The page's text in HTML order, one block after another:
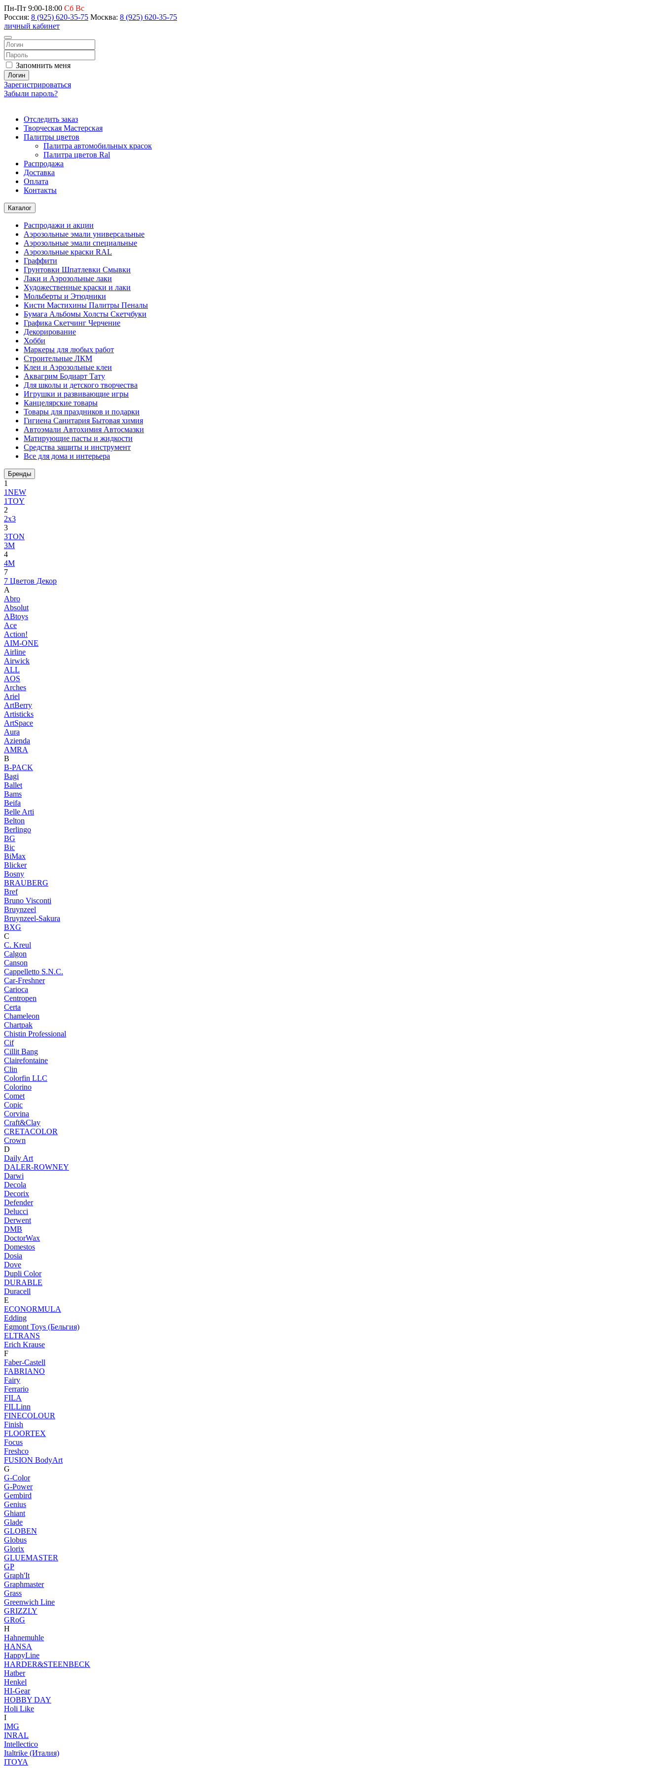
Пн-Пт 9:00-18:00 Сб Вс
Россия: 8 (925) 620-35-75 Москва: 8 (925) 620-35-75
личный кабинет
Запомнить меня
Логин
Зарегистрироваться
Забыли пароль?
Отследить заказ
Творческая Мастерская
Палитры цветов
Палитра автомобильных красок
Палитра цветов Ral
Распродажа
Доставка
Оплата
Контакты
Каталог
Распродажи и акции
Аэрозольные эмали универсальные
Аэрозольные эмали специальные
Аэрозольные краски RAL
Граффити
Грунтовки Шпатлевки Смывки
Лаки и Аэрозольные лаки
Художественные краски и лаки
Мольберты и Этюдники
Кисти Мастихины Палитры Пеналы
Бумага Альбомы Холсты Скетчбуки
Графика Скетчинг Черчение
Декорирование
Хобби
Маркеры для любых работ
Строительные ЛКМ
Клеи и Аэрозольные клеи
Аквагрим Бодиарт Тату
Для школы и детского творчества
Игрушки и развивающие игры
Канцелярские товары
Товары для праздников и подарки
Гигиена Санитария Бытовая химия
Автоэмали Автохимия Автосмазки
Матирующие пасты и жидкости
Средства защиты и инструмент
Все для дома и интерьера
Бренды
1
1NEW
1TOY
2
2x3
3
3TON
3М
4
4M
7
7 Цветов Декор
A
Abro
Absolut
ABtoys
Ace
Action!
AIM-ONE
Airline
Airwick
ALL
AOS
Arches
Ariel
ArtBerry
Artisticks
ArtSpace
Aura
Azienda
AМRA
B
B-PACK
Bagi
Ballet
Bams
Beifa
Belle Arti
Belton
Berlingo
BG
Bic
BiMax
Blicker
Bosny
BRAUBERG
Bref
Bruno Visconti
Bruynzeel
Bruynzeel-Sakura
BXG
C
C. Kreul
Calgon
Canson
Cappelletto S.N.C.
Car-Freshner
Carioca
Centropen
Certa
Chameleon
Chartpak
Chistin Professional
Cif
Cillit Bang
Clairefontaine
Clin
Colorfin LLC
Colorino
Comet
Copic
Corvina
Craft&Clay
CRETACOLOR
Crown
D
Daily Art
DALER-ROWNEY
Darwi
Decola
Decorix
Defender
Delucci
Derwent
DMB
DoctorWax
Domestos
Dosia
Dove
Dupli Color
DURABLE
Duracell
E
ECONORMULA
Edding
Egmont Toys (Бельгия)
ELTRANS
Erich Krause
F
Faber-Castell
FABRIANO
Fairy
Ferrario
FILA
FILLinn
FINECOLOUR
Finish
FLOORTEX
Focus
Freshco
FUSION BodyArt
G
G-Color
G-Power
Gembird
Genius
Ghiant
Glade
GLOBEN
Globus
Glorix
GLUEMASTER
GP
Graph'It
Graphmaster
Grass
Greenwich Line
GRIZZLY
GRoG
H
Hahnemuhle
HANSA
HappyLine
HARDER&STEENBECK
Hatber
Henkel
HI-Gear
HOBBY DAY
Holi Like
I
IMG
INRAL
Intellectico
Italtrike (Италия)
ITOYA